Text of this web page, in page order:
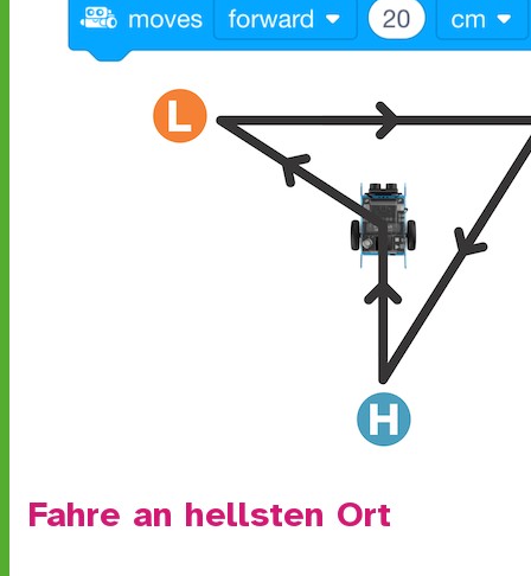
Fahre an hellsten Ort